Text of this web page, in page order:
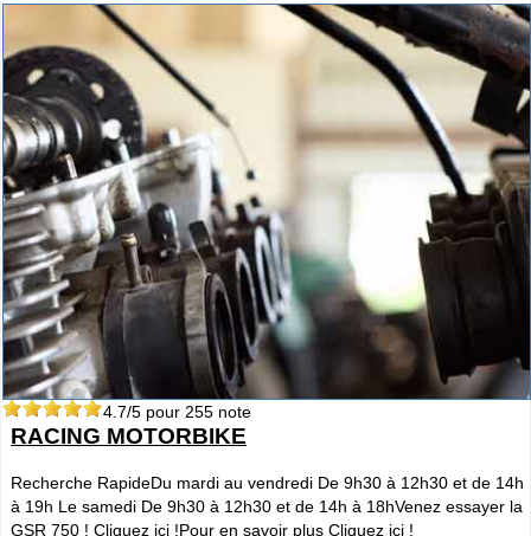
4.7/5 pour 255 note
RACING MOTORBIKE
Recherche RapideDu mardi au vendredi De 9h30 à 12h30 et de 14h
à 19h Le samedi De 9h30 à 12h30 et de 14h à 18hVenez essayer la
GSR 750 ! Cliquez ici !Pour en savoir plus Cliquez ici !